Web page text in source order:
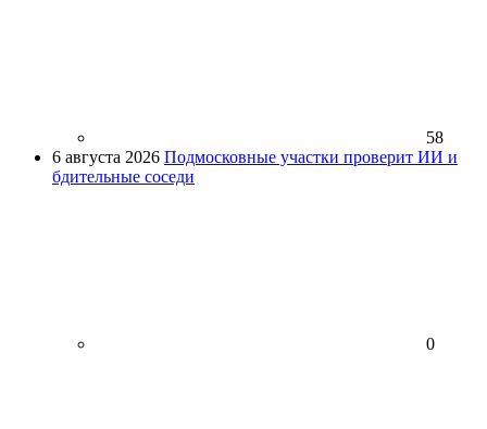
58
6 августа 2026 Подмосковные участки проверит ИИ и
бдительные соседи
0